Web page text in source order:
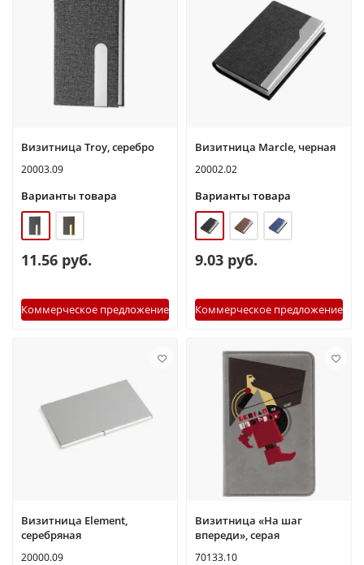
Визитница Troy, серебро
20003.09
Варианты товара
11.56 руб.
Коммерческое предложение
Визитница Marcle, черная
20002.02
Варианты товара
9.03 руб.
Коммерческое предложение
Визитница Element,
серебряная
20000.09
Визитница «На шаг
впереди», серая
70133.10